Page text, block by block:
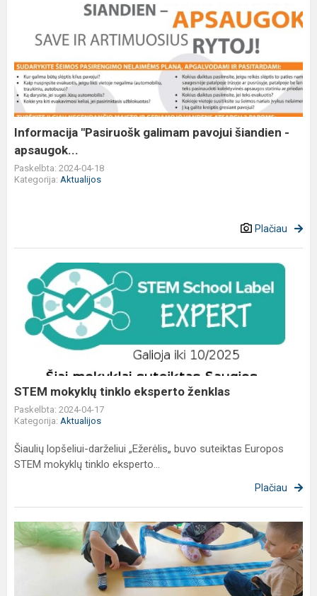
galimam
pavojui
šiandien
-
apsaugok...
Informacija "Pasiruošk galimam pavojui šiandien -
apsaugok...
Paskelbta: 2024-04-18
Kategorija: Aktualijos
Plačiau
STEM
mokyklų
tinklo
eksperto
ženklas
STEM mokyklų tinklo eksperto ženklas
Paskelbta: 2024-04-17
Kategorija: Aktualijos
Šiaulių lopšeliui-darželiui „Ežerėlis„ buvo suteiktas Europos
STEM mokyklų tinklo eksperto...
Plačiau
Logopedo
ir
judesio